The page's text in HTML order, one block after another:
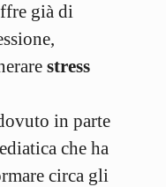
già di
stress
in parte
che ha
circa gli